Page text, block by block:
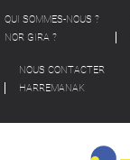
QUI SOMMES-NOUS ?
NOR GIRA ?
NOUS CONTACTER
HARREMANAK